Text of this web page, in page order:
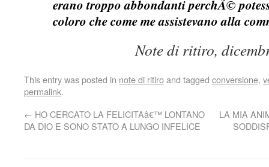
erano troppo abbondanti perchÃ©
coloro che come me assistevano alla
Note di ritiro,
This entry was posted in note di ritiroand tagged conversione,
permalink.
← HO CERCATO LA FELICITAâ€™ LONTANO
DA DIO E SONO STATO A LUNGO INFELICE
LA MIA